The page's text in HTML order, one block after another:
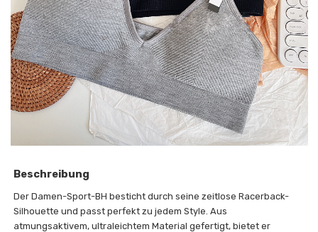
Beschreibung
Der Damen-Sport-BH besticht durch seine zeitlose Racerback-
Silhouette und passt perfekt zu jedem Style. Aus
atmungsaktivem, ultraleichtem Material gefertigt, bietet er